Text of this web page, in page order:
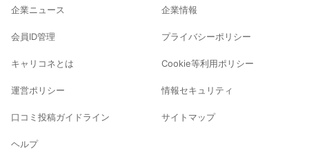
企業ニュース
会員ID管理
キャリコネとは
運営ポリシー
口コミ投稿ガイドライン
ヘルプ
企業情報
プライバシーポリシー
Cookie等利用ポリシー
情報セキュリティ
サイトマップ